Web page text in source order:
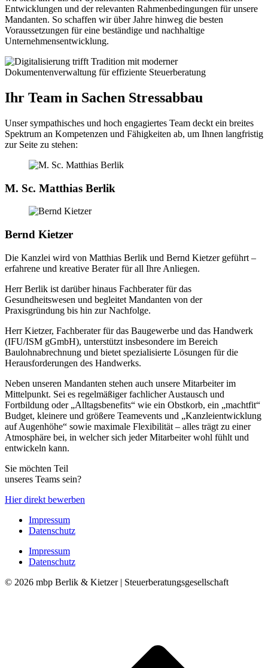
Entwicklungen und der relevanten Rahmenbedingungen für unsere
Mandanten. So schaffen wir über Jahre hinweg die besten
Voraussetzungen für eine beständige und nachhaltige
Unternehmensentwicklung.
Ihr Team in Sachen Stressabbau
Unser sympathisches und hoch engagiertes Team deckt ein breites
Spektrum an Kompetenzen und Fähigkeiten ab, um Ihnen langfristig
zur Seite zu stehen:
M. Sc. Matthias Berlik
Bernd Kietzer
Die Kanzlei wird von Matthias Berlik und Bernd Kietzer geführt –
erfahrene und kreative Berater für all Ihre Anliegen.
Herr Berlik ist darüber hinaus Fachberater für das
Gesundheitswesen und begleitet Mandanten von der
Praxisgründung bis hin zur Nachfolge.
Herr Kietzer, Fachberater für das Baugewerbe und das Handwerk
(IFU/ISM gGmbH), unterstützt insbesondere im Bereich
Baulohnabrechnung und bietet spezialisierte Lösungen für die
Herausforderungen des Handwerks.
Neben unseren Mandanten stehen auch unsere Mitarbeiter im
Mittelpunkt. Sei es regelmäßiger fachlicher Austausch und
Fortbildung oder „Alltagsbenefits“ wie ein Obstkorb, ein „machtfit“
Budget, kleinere und größere Teamevents und „Kanzleientwicklung
auf Augenhöhe“ sowie maximale Flexibilität – alles trägt zu einer
Atmosphäre bei, in welcher sich jeder Mitarbeiter wohl fühlt und
entwickeln kann.
Sie möchten Teil
unseres Teams sein?
Hier direkt bewerben
Impressum
Datenschutz
Impressum
Datenschutz
© 2026 mbp Berlik & Kietzer | Steuerberatungsgesellschaft